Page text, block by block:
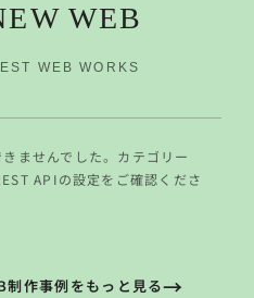
WEB
WEB WORKS
ませんでした。カテゴリー
APIの設定をご確認くださ
制作事例をもっと見る